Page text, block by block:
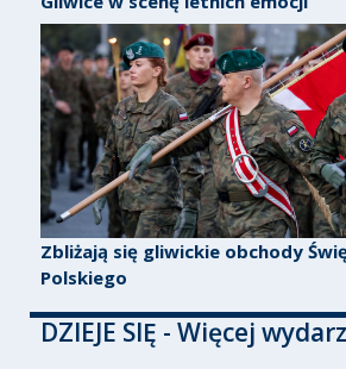
Zbliżają się gliwickie obchody
Polskiego
DZIEJE SIĘ - Więcej